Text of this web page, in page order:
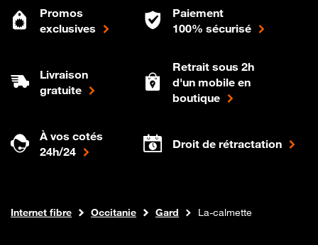
Promos
exclusives
Paiement
100% sécurisé
Livraison
gratuite
Retrait sous 2h
d'un mobile en
boutique
À vos cotés
24h/24
Droit de rétractation
Boutique Orange
Internet fibre Occitanie Gard La-calmette